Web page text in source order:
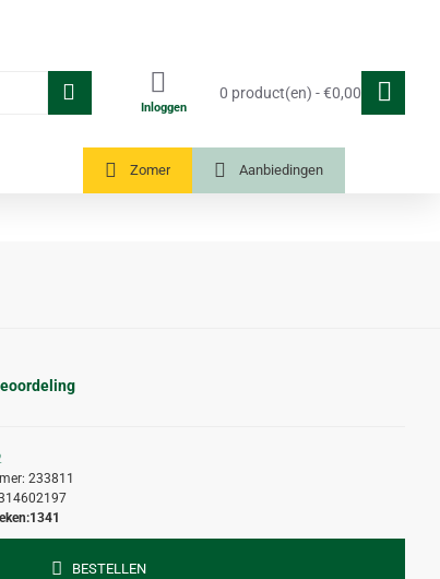
Inloggen
0 product(en) - €0,00
Zomer Aanbiedingen
233811
1341
BESTELLEN